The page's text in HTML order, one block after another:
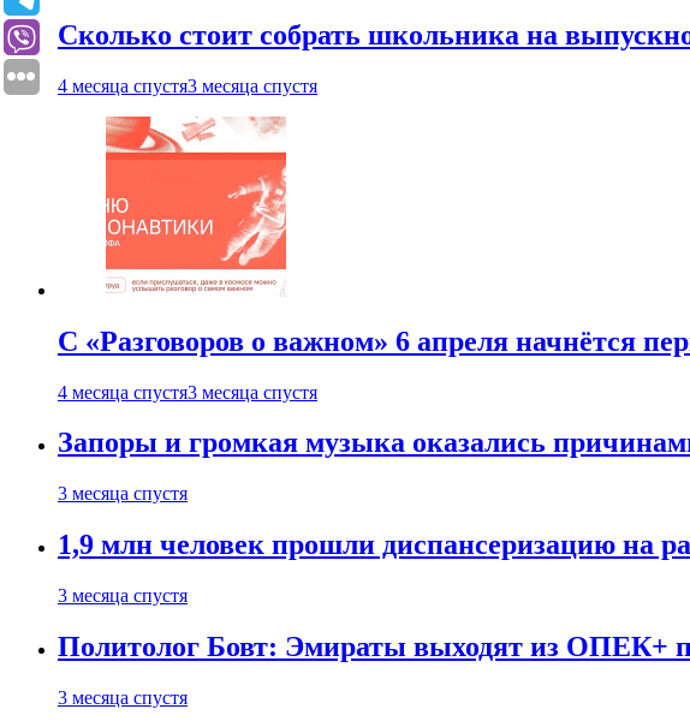
Сколько стоит собрать школьника на
4 месяца спустя3 месяца спустя
С «Разговоров о важном» 6 апреля начнётся
4 месяца спустя3 месяца спустя
Запоры и громкая музыка оказались
3 месяца спустя
1,9 млн человек прошли диспансеризацию на
3 месяца спустя
Политолог Бовт: Эмираты выходят из ОПЕК+
3 месяца спустя